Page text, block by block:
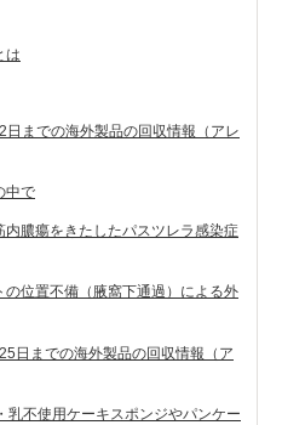
は
までの海外製品の回収情報（アレ
中で
内膿瘍をきたしたパスツレラ感染症
の位置不備（腋窩下通過）による外
日までの海外製品の回収情報（ア
乳不使用ケーキスポンジやパンケー